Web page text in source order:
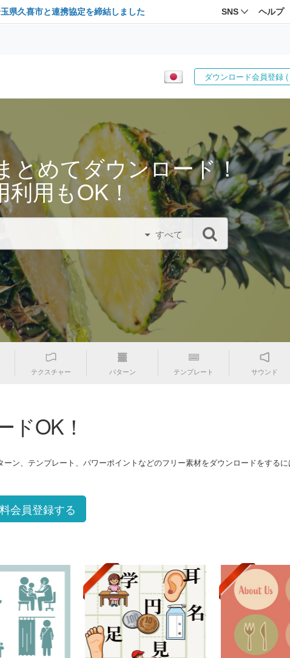
県久喜市と連携協定を締結しました SNS ヘルプ
ダウンロード会員登録
とめてダウンロード！
利用もOK！
すべて
テクスチャー パターン テンプレート サウンド
ドOK！
ン、テンプレート、パワーポイントなどのフリー素材をダウンロードをする
会員登録する